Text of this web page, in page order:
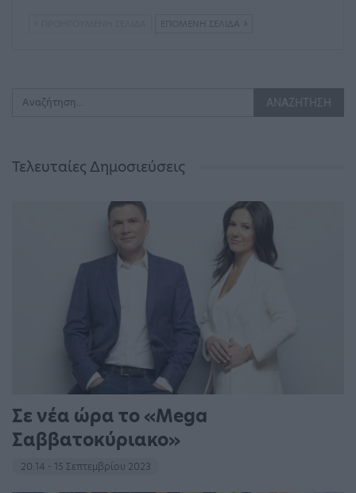
ΕΠΌΜΕΝΗ ΣΕΛΊΔΑ
Τελευταίες Δημοσιεύσεις
Σε νέα ώρα το «Mega
Σαββατοκύριακο»
20:14 - 15 Σεπτεμβρίου 2023